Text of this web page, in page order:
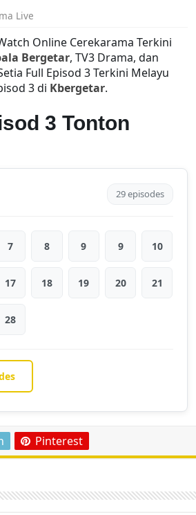
Live
Online Cerekarama Terkini
Bergetar, TV3 Drama, dan
Full Episod 3 Terkini Melayu
3 di Kbergetar.
3 Tonton
29 episodes
7 8 9 9 10
17 18 19 20 21
28
Pinterest